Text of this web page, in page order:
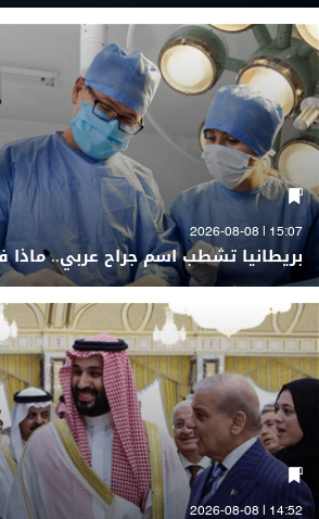
15:07 | 2026-08-08
بريطانيا تشطب اسم جراح عربي.. ماذا
14:52 | 2026-08-08